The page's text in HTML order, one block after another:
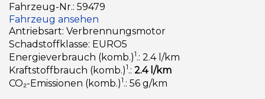
Fahrzeug-Nr.: 59479
Fahrzeug ansehen
Antriebsart: Verbrennungsmotor
Schadstoffklasse: EURO5
Energieverbrauch (komb.)1.: 2.4 l/km
Kraftstoffbrauch (komb.)1.: 2.4 l/km
CO₂-Emissionen (komb.)1.: 56 g/km